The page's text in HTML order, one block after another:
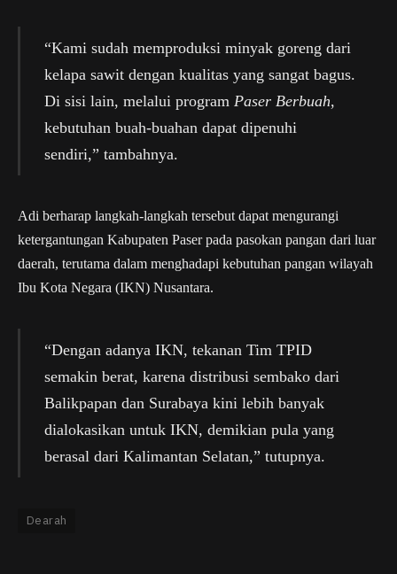
“Kami sudah memproduksi minyak goreng dari
kelapa sawit dengan kualitas yang sangat bagus.
Di sisi lain, melalui program Paser Berbuah,
kebutuhan buah-buahan dapat dipenuhi
sendiri,” tambahnya.
Adi berharap langkah-langkah tersebut dapat mengurangi
ketergantungan Kabupaten Paser pada pasokan pangan dari luar
daerah, terutama dalam menghadapi kebutuhan pangan wilayah
Ibu Kota Negara (IKN) Nusantara.
“Dengan adanya IKN, tekanan Tim TPID
semakin berat, karena distribusi sembako dari
Balikpapan dan Surabaya kini lebih banyak
dialokasikan untuk IKN, demikian pula yang
berasal dari Kalimantan Selatan,” tutupnya.
Dearah